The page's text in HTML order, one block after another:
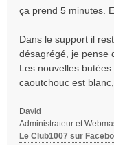
g
ça prend 5 minutes.
Dans le support il
désagrégé, je pense
Les nouvelles
caoutchouc est
David
Administrateur et
Le Club1007 sur